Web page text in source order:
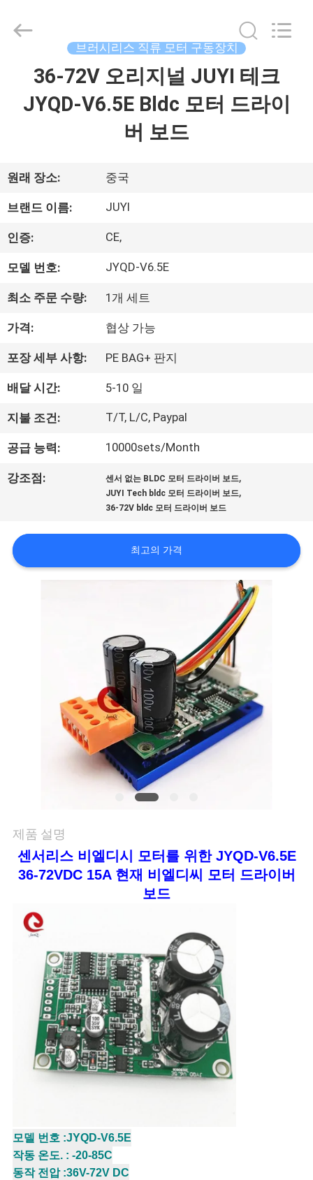
우
리
에
것
공
장
투
어
질
스
용
사
2026
Reserved.
브러시리스 직류 모터 구동장치
36-72V 오리지널 JUYI 테크
JYQD-V6.5E Bldc 모터 드라이
버 보드
원래 장소: 중국
브랜드 이름: JUYI
인증: CE,
모델 번호: JYQD-V6.5E
최소 주문 수량: 1개 세트
가격: 협상 가능
포장 세부 사항: PE BAG+ 판지
배달 시간: 5-10 일
지불 조건: T/T, L/C, Paypal
공급 능력: 10000sets/Month
강조점: 센서 없는 BLDC 모터 드라이버 보드,
JUYI Tech bldc 모터 드라이버 보드,
36-72V bldc 모터 드라이버 보드
최고의 가격
제품 설명
센서리스 비엘디시 모터를 위한 JYQD-V6.5E
36-72VDC 15A 현재 비엘디씨 모터 드라이버
보드
모델 번호 :JYQD-V6.5E
작동 온도. : -20-85C
동작 전압 :36V-72V DC